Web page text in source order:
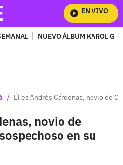
EN VIVO
NUEVO ÁLBUM KAROL G
/ Él es Andrés Cárdenas, novio de
novio de
en su